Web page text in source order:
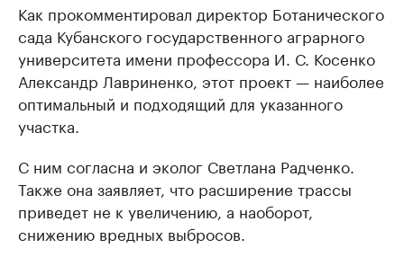
Как прокомментировал директор Ботанического
сада Кубанского государственного аграрного
университета имени профессора И. С. Косенко
Александр Лавриненко, этот проект — наиболее
оптимальный и подходящий для указанного
участка.
С ним согласна и эколог Светлана Радченко.
Также она заявляет, что расширение трассы
приведет не к увеличению, а наоборот,
снижению вредных выбросов.